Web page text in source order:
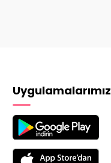
Uygulamalarımız